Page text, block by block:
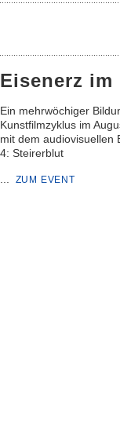
Eisenerz im
Ein mehrwöchiger
Kunstfilmzyklus im
mit dem audiovisuellen
4: Steirerblut
ZUM EVENT